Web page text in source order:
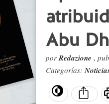
Abu
porRedazione ,
Categorías: